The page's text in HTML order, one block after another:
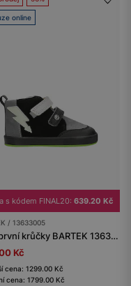
online
s kódem FINAL20: 639.20 Kč
/ 13633005
Mini první krůčky BARTEK 13633005, pro chlapce, černo-šedá
Kč
cena: 1299.00 Kč
cena: 1799.00 Kč